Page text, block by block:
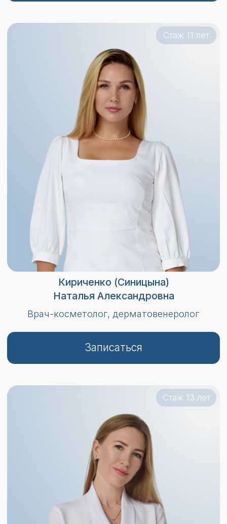
Записаться
Новоструева Ирина Ивановна
Врач-косметолог
Ро Ксения Павловна
Стаж 20 лет
Стаж 5 лет